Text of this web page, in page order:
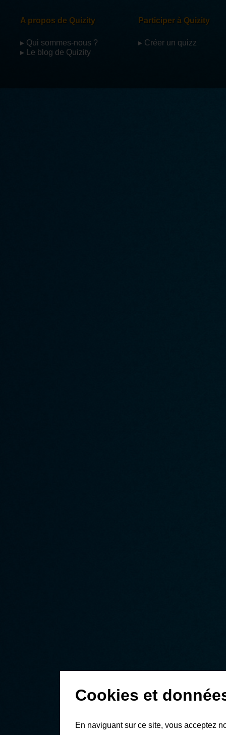
A propos de Quizity
▸ Qui sommes-nous ?
▸ Le blog de Quizity
Participer à Quizity
▸ Créer un quizz
Cookies et
En naviguant sur ce site, vous acceptez